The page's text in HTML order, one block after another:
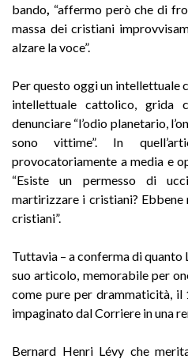
bando “affermo però che di
massa dei cristiani
alzare la voce”.
Per questo oggi un intellettuale
intellettuale cattolico, grida
denunciare “l’odio planetario,
sono vittime”. In
provocatoriamente a media e
“Esiste un permesso di
martirizzare i cristiani?
cristiani”.
Tuttavia – a conferma di quanto
suo articolo, memorabile per
come pure per drammaticità,
impaginato dal Corriere in una
Bernard Henri Lévy che